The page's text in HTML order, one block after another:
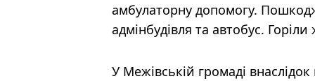
амбулаторну допомогу.
адмінбудівля та автобус.
У Межівській громаді